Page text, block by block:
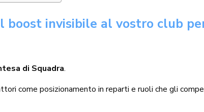
boost invisibile al vostro club
di Squadra.
come posizionamento in reparti e ruoli che gli